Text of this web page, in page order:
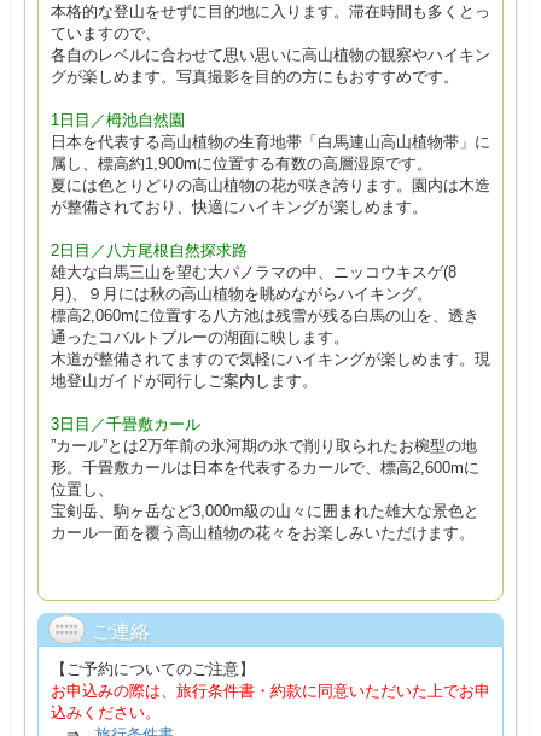
本格的な登山をせずに目的地に入ります。滞在時間も多くとっ
ていますので、
各自のレベルに合わせて思い思いに高山植物の観察やハイキン
グが楽しめます。写真撮影を目的の方にもおすすめです。
1日目／栂池自然園
日本を代表する高山植物の生育地帯「白馬連山高山植物帯」に
属し、標高約1,900mに位置する有数の高層湿原です。
夏には色とりどりの高山植物の花が咲き誇ります。園内は木造
が整備されており、快適にハイキングが楽しめます。
2日目／八方尾根自然探求路
雄大な白馬三山を望む大パノラマの中、ニッコウキスゲ(8
月)、９月には秋の高山植物を眺めながらハイキング。
標高2,060mに位置する八方池は残雪が残る白馬の山を、透き
通ったコバルトブルーの湖面に映します。
木道が整備されてますので気軽にハイキングが楽しめます。現
地登山ガイドが同行しご案内します。
3日目／千畳敷カール
”カール”とは2万年前の氷河期の氷で削り取られたお椀型の地
形。千畳敷カールは日本を代表するカールで、標高2,600mに
位置し、
宝剣岳、駒ヶ岳など3,000m級の山々に囲まれた雄大な景色と
カール一面を覆う高山植物の花々をお楽しみいただけます。
ご連絡
【ご予約についてのご注意】
お申込みの際は、旅行条件書・約款に同意いただいた上でお申
込みください。